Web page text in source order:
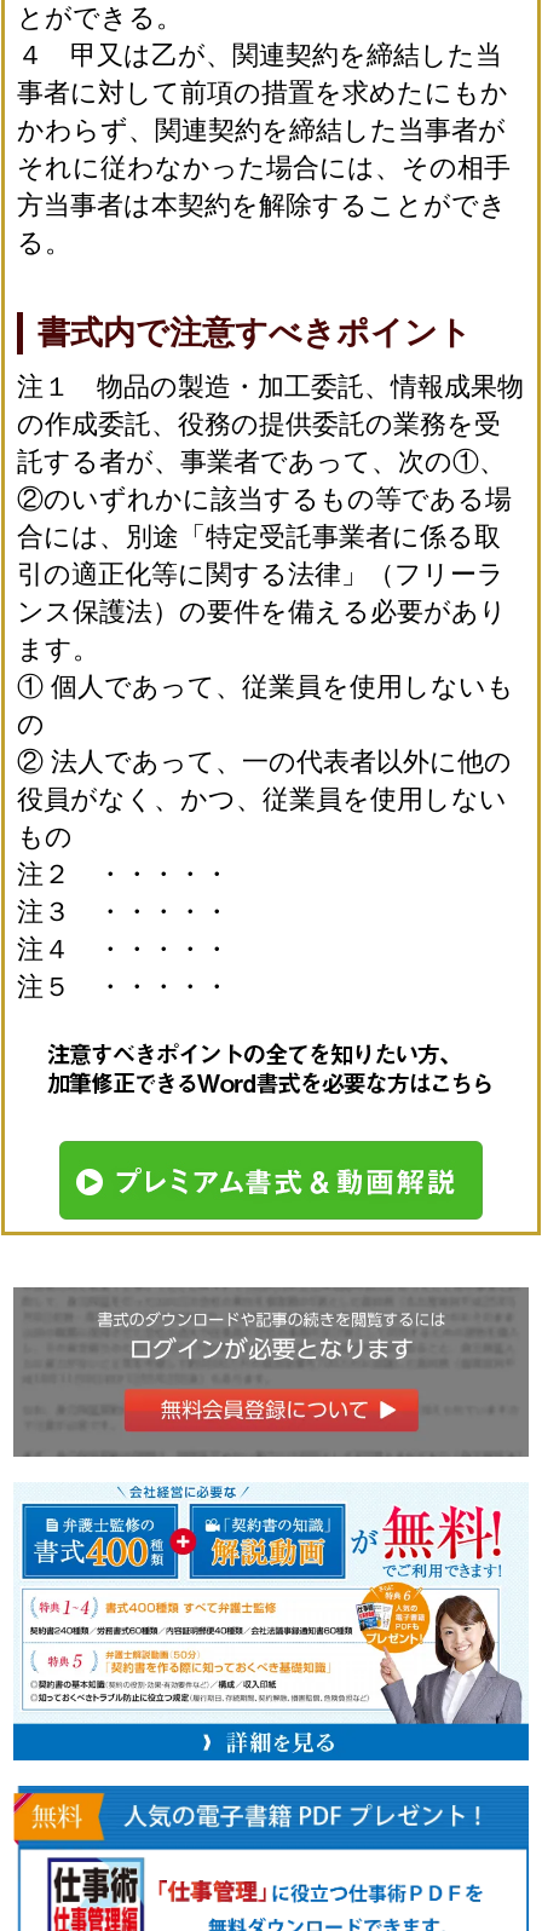
とができる。
４ 甲又は乙が、関連契約を締結した当
事者に対して前項の措置を求めたにもか
かわらず、関連契約を締結した当事者が
それに従わなかった場合には、その相手
方当事者は本契約を解除することができ
る。
書式内で注意すべきポイント
注１ 物品の製造・加工委託、情報成果物
の作成委託、役務の提供委託の業務を受
託する者が、事業者であって、次の①、
②のいずれかに該当するもの等である場
合には、別途「特定受託事業者に係る取
引の適正化等に関する法律」（フリーラ
ンス保護法）の要件を備える必要があり
ます。
① 個人であって、従業員を使用しないも
の
② 法人であって、一の代表者以外に他の
役員がなく、かつ、従業員を使用しない
もの
注２ ・・・・・
注３ ・・・・・
注４ ・・・・・
注５ ・・・・・